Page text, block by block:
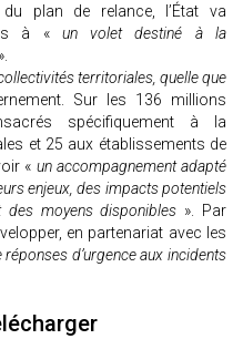
plan de relance, l’État va
à « un volet destiné à la
».
territoriales, quelle que
Sur les 136 millions
spécifiquement à la
et 25 aux établissements de
« un accompagnement adapté
enjeux, des impacts potentiels
des moyens disponibles ». Par
en partenariat avec les
d’urgence aux incidents